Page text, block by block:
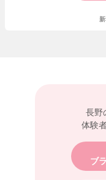
長野
体験
ブ